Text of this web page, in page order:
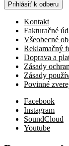
Prihlásiť k odberu
Kontakt
Fakturačné
Všeobecné
Reklamačný
Doprava a
Zásady
Zásady
Povinné
Facebook
Instagram
SoundCloud
Youtube